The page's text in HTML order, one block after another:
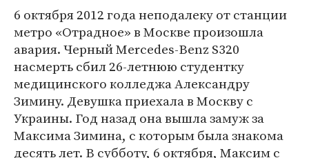
6 октября 2012 года неподалеку от станции
метро «Отрадное» в Москве произошла
авария. Черный Mercedes-Benz S320
насмерть сбил 26-летнюю студентку
медицинского колледжа Александру
Зимину. Девушка приехала в Москву с
Украины. Год назад она вышла замуж за
Максима Зимина, с которым была знакома
десять лет. В субботу, 6 октября, Максим с